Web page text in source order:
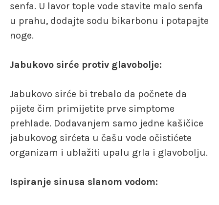
senfa. U lavor tople vode stavite malo senfa
u prahu, dodajte sodu bikarbonu i potapajte
noge.
Jabukovo sirće protiv glavobolje:
Jabukovo sirće bi trebalo da počnete da
pijete čim primijetite prve simptome
prehlade. Dodavanjem samo jedne kašičice
jabukovog sirćeta u čašu vode očistićete
organizam i ublažiti upalu grla i glavobolju.
Ispiranje sinusa slanom vodom: